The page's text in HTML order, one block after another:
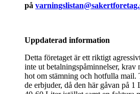
på
Uppdaterad information
Detta företaget är ett riktigt
inte ut betalningspåminnelser, krav
hot om stämning och hotfulla mail.
de erbjuder, då den här gåvan på